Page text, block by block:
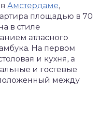
Амстердаме,
площадью в 70
в стиле
атласного
На первом
и кухня, а
и гостевые
между